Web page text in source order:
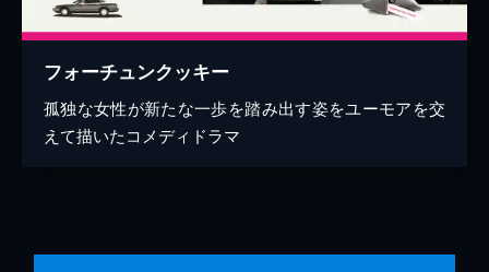
フォーチュンクッキー
孤独な女性が新たな一歩を踏み出す姿をユーモアを交
えて描いたコメディドラマ